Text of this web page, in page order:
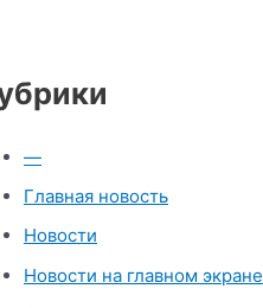
—
Главная новость
Новости
Новости на главном экране